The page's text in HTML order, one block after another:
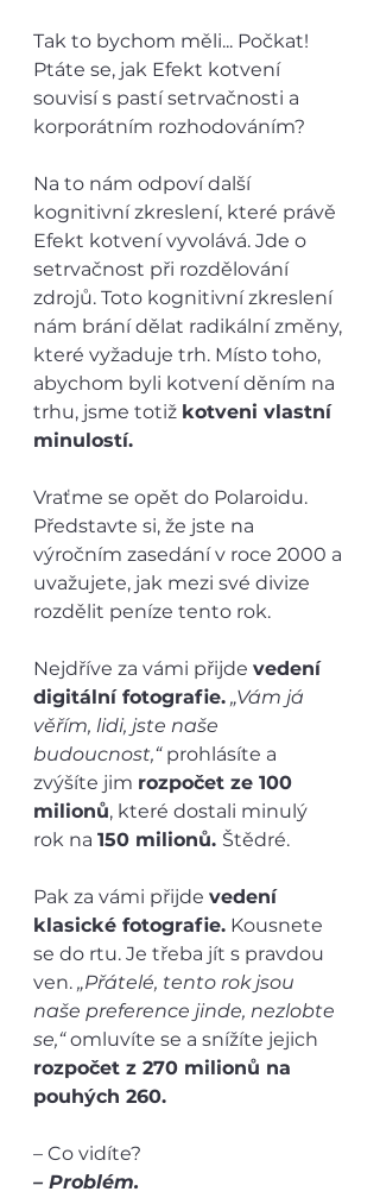
Tak to bychom měli... Počkat!
Ptáte se, jak Efekt kotvení
souvisí s pastí setrvačnosti a
korporátním rozhodováním?
Na to nám odpoví další
kognitivní zkreslení, které právě
Efekt kotvení vyvolává. Jde o
setrvačnost při rozdělování
zdrojů. Toto kognitivní zkreslení
nám brání dělat radikální změny,
které vyžaduje trh. Místo toho,
abychom byli kotvení děním na
trhu, jsme totiž kotveni vlastní
minulostí.
Vraťme se opět do Polaroidu.
Představte si, že jste na
výročním zasedání v roce 2000 a
uvažujete, jak mezi své divize
rozdělit peníze tento rok.
Nejdříve za vámi přijde vedení
digitální fotografie. „Vám já
věřím, lidi, jste naše
budoucnost,“ prohlásíte a
zvýšíte jim rozpočet ze 100
milionů, které dostali minulý
rok na 150 milionů. Štědré.
Pak za vámi přijde vedení
klasické fotografie. Kousnete
se do rtu. Je třeba jít s pravdou
ven. „Přátelé, tento rok jsou
naše preference jinde, nezlobte
se,“ omluvíte se a snížíte jejich
rozpočet z 270 milionů na
pouhých 260.
– Co vidíte?
– Problém.